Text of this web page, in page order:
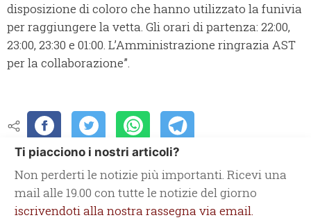
disposizione di coloro che hanno utilizzato la funivia
per raggiungere la vetta. Gli orari di partenza: 22:00,
23:00, 23:30 e 01:00. L’Amministrazione ringrazia AST
per la collaborazione”.
Ti piacciono i nostri articoli?
Non perderti le notizie più importanti. Ricevi una
mail alle 19.00 con tutte le notizie del giorno
iscrivendoti alla nostra rassegna via email.